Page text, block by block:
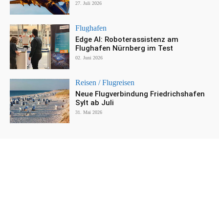
27. Juli 2026
Flughafen
Edge AI: Roboterassistenz am
Flughafen Nürnberg im Test
02. Juni 2026
Reisen / Flugreisen
Neue Flugverbindung Friedrichshafen
Sylt ab Juli
31. Mai 2026